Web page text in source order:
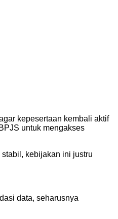
kepesertaan kembali aktif
untuk mengakses
kebijakan ini justru
data, seharusnya